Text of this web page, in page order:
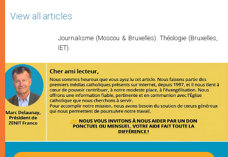
View all articles
Journalisme (Moscou & Bruxelles). Théologie (Bruxelles,
IET).